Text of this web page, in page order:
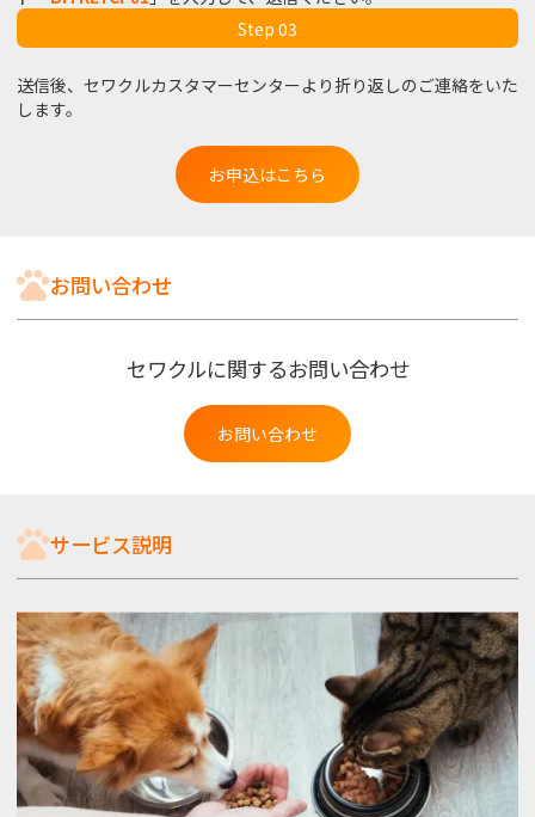
Step 03
送信後、セワクルカスタマーセンターより折り返しのご連絡をいた
します。
お申込はこちら
お問い合わせ
セワクルに関するお問い合わせ
お問い合わせ
サービス説明